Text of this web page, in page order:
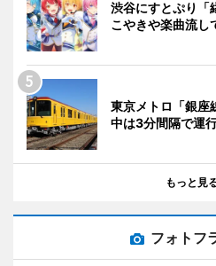
渋谷にすとぷり
こやきや楽曲流し
東京メトロ「銀
中は3分間隔で運
もっと見
フォトフ